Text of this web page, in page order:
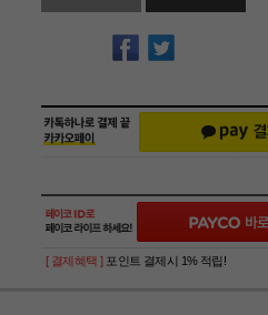
[ 결제혜택 ] 포인트 결제시 1% 적립!